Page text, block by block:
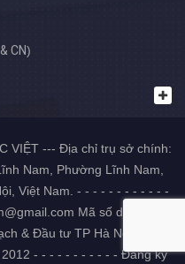
CN)
VIỆT --- Địa chỉ trụ sở chính:
Nam, Phường Lĩnh Nam,
Việt Nam. - - - - - - - - - - - -
Mã số doanh
& Đầu tư TP Hà Nội Đăng
- - - - - - - - - - - Đăng ký